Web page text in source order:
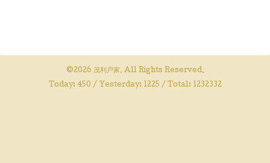
©2026 茂利戸家. All Rights Reserved.
Today: 450 / Yesterday: 1225 / Total: 1232332